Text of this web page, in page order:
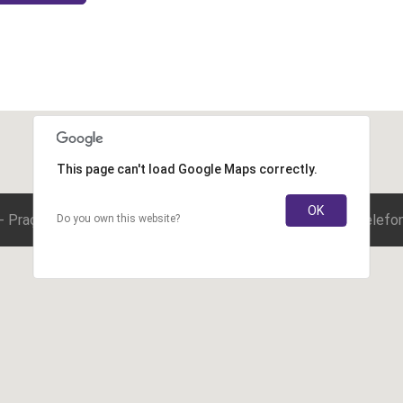
Praça Saens Penã, Shopping 344 - Bloco 1 - sala 804 -
This page can't load Google Maps correctly.
Do you own this website?
OK